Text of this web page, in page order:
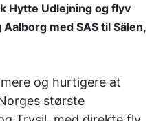
Hytte Udlejning og flyv
med SAS til Sälen,
og hurtigere at
største